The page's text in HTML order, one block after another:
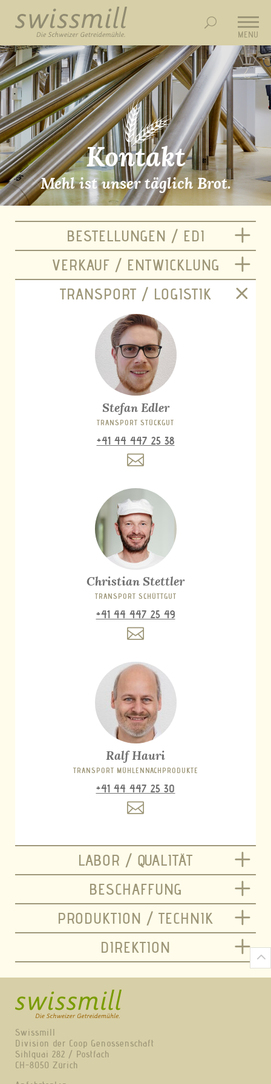
MENU
Kontakt
Mehl ist unser täglich Brot.
BESTELLUNGEN / EDI
VERKAUF / ENTWICKLUNG
TRANSPORT / LOGISTIK
Stefan Edler
TRANSPORT STÜCKGUT
+41 44 447 25 38
Christian Stettler
TRANSPORT SCHÜTTGUT
+41 44 447 25 49
Ralf Hauri
TRANSPORT MÜHLENNACHPRODUKTE
+41 44 447 25 30
LABOR / QUALITÄT
BESCHAFFUNG
PRODUKTION / TECHNIK
DIREKTION
Swissmill
Division der Coop Genossenschaft
Sihlquai 282 / Postfach
CH-8050 Zürich